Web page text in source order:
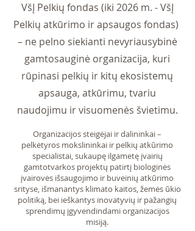
VšĮ Pelkių fondas (iki 2026 m. - VšĮ
Pelkių atkūrimo ir apsaugos fondas)
– ne pelno siekianti nevyriausybinė
gamtosauginė organizacija, kuri
rūpinasi pelkių ir kitų ekosistemų
apsauga, atkūrimu, tvariu
naudojimu ir visuomenės švietimu.
Organizacijos steigėjai ir dalininkai –
pelkėtyros mokslininkai ir pelkių atkūrimo
specialistai, sukaupę ilgametę įvairių
gamtotvarkos projektų patirtį biologinės
įvairovės išsaugojimo ir buveinių atkūrimo
srityse, išmanantys klimato kaitos, žemės ūkio
politiką, bei ieškantys inovatyvių ir pažangių
sprendimų įgyvendindami organizacijos
misiją.